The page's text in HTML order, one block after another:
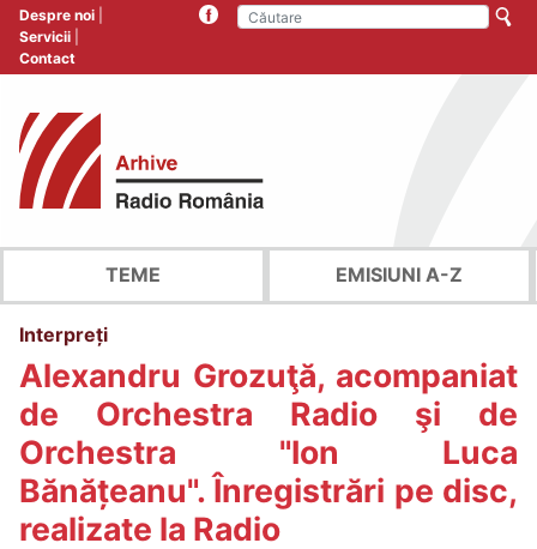
Despre noi
Servicii
Contact
TEME EMISIUNI A-Z
Interpreți
Alexandru Grozuţă, acompaniat
de Orchestra Radio şi de
Orchestra "Ion Luca
Bănățeanu". Înregistrări pe disc,
realizate la Radio